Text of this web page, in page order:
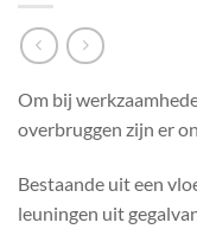
Om bij
overbruggen zijn er
Bestaande uit een
leuningen uit